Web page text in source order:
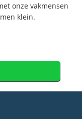
onze vakmensen
klein.